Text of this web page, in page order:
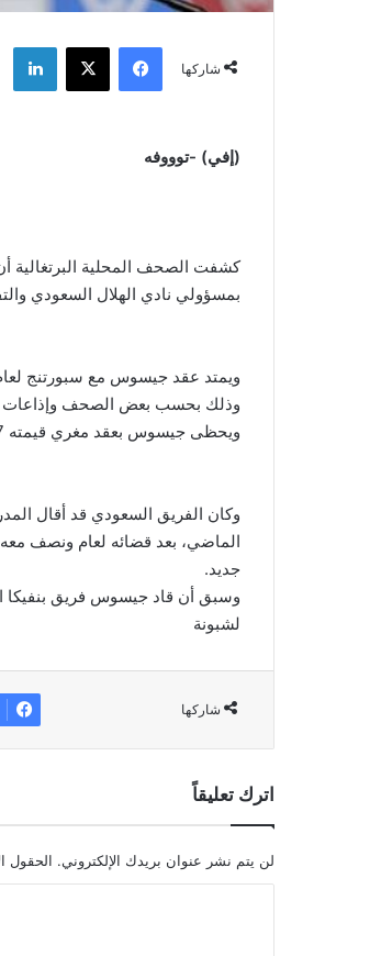
شاركها
فيسبوك ‫X
(إفي) -توووفه
كشفت الصحف المحلية البرتغالية
بمسؤولي نادي الهلال السعودي
ويمتد عقد جيسوس مع سبورتنج لعام
وذلك بحسب بعض الصحف وإذاعات
ويحظى جيسوس بعقد مغري قيمته 7 ملايين يورو صافية في العام من قبل إدارة الهلال.
وكان الفريق السعودي قد أقال
الماضي، بعد قضائه لعام ونصف
جديد.
لشبونة
شاركها
اترك تعليقاً
لن يتم نشر عنوان بريدك الإلكتروني. الحقول